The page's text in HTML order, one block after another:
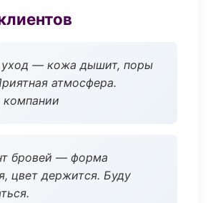
уход — кожа дышит, поры
атмосфера.
бровей — форма
цвет держится. Буду